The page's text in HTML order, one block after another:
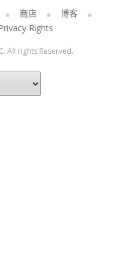
商店
博客
Rights
All rights Reserved.